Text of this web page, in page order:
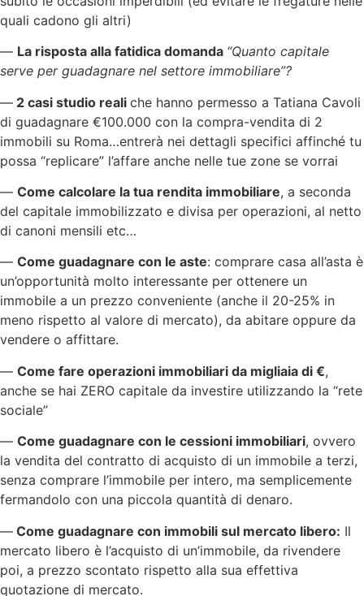
quali cadono gli altri)
— La risposta alla fatidica domanda “Quanto capitale
serve per guadagnare nel settore immobiliare”?
— 2 casi studio reali che hanno permesso a Tatiana Cavoli
di guadagnare €100.000 con la compra-vendita di 2
immobili su Roma…entrerà nei dettagli specifici affinché tu
possa “replicare” l’affare anche nelle tue zone se vorrai
— Come calcolare la tua rendita immobiliare, a seconda
del capitale immobilizzato e divisa per operazioni, al netto
di canoni mensili etc…
— Come guadagnare con le aste: comprare casa all’asta è
un’opportunità molto interessante per ottenere un
immobile a un prezzo conveniente (anche il 20-25% in
meno rispetto al valore di mercato), da abitare oppure da
vendere o affittare.
— Come fare operazioni immobiliari da migliaia di €,
anche se hai ZERO capitale da investire utilizzando la “rete
sociale”
— Come guadagnare con le cessioni immobiliari, ovvero
la vendita del contratto di acquisto di un immobile a terzi,
senza comprare l’immobile per intero, ma semplicemente
fermandolo con una piccola quantità di denaro.
— Come guadagnare con immobili sul mercato libero: Il
mercato libero è l’acquisto di un’immobile, da rivendere
poi, a prezzo scontato rispetto alla sua effettiva
quotazione di mercato.